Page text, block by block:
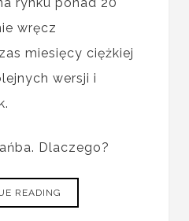
wręcz
miesięcy ciężkiej
wersji i
Dlaczego?
READING